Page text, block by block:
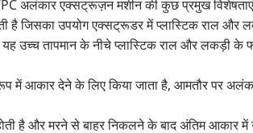
अलंकार एक्सट्रूज़न मशीन की कुछ प्रमुख
है जिसका उपयोग एक्सट्रूडर में प्लास्टिक राल और
तापमान के नीचे प्लास्टिक राल और लकड़ी के
में आकार देने के लिए किया जाता है, आमतौर पर
है और मरने से बाहर निकलने के बाद अंतिम आकार